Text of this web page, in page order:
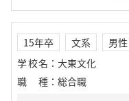
15年卒 文系
男性
学校名 ： 大東文化
職種 ： 総合職